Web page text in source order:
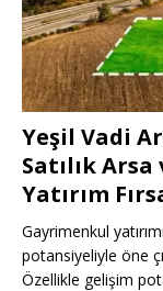
Yeşil Vadi
Satılık Arsa
Yatırım
Gayrimenkul
potansiyeliyle öne
Özellikle gelişim